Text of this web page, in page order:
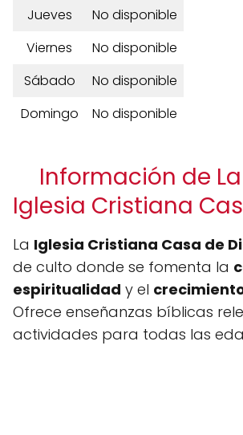
Jueves
No disponible
Viernes
No disponible
Sábado
No disponible
Domingo
No disponible
Información de
Iglesia Cristiana
La Iglesia Cristiana Casa de
de culto donde se fomenta la
espiritualidad y el
Ofrece enseñanzas bíblicas
actividades para todas las